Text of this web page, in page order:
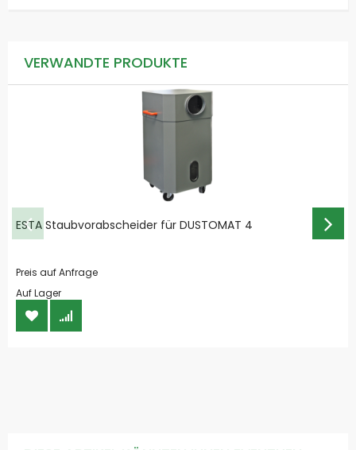
VERWANDTE PRODUKTE
ESTA Staubvorabscheider für DUSTOMAT 4
Preis auf Anfrage
Auf Lager